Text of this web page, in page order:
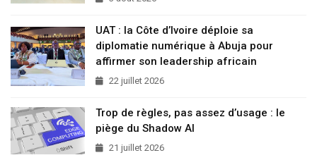
UAT : la Côte d’Ivoire déploie sa
diplomatie numérique à Abuja pour
affirmer son leadership africain
22 juillet 2026
Trop de règles, pas assez d’usage : le
piège du Shadow AI
21 juillet 2026